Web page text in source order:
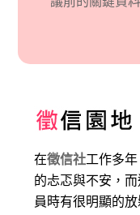
在徵信社工作多
的忐忑與不安，
員時有很明顯的